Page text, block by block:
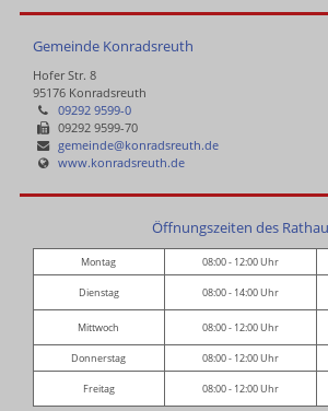
Gemeinde Konradsreuth
Hofer Str. 8
95176 Konradsreuth
09292 9599-0
09292 9599-70
gemeinde@konradsreuth.de
www.konradsreuth.de
Öffnungszeiten des
Montag 08:00 - 12:00 Uhr
Dienstag 08:00 - 14:00 Uhr
Mittwoch 08:00 - 12:00 Uhr
Donnerstag 08:00 - 12:00 Uhr
Freitag 08:00 - 12:00 Uhr